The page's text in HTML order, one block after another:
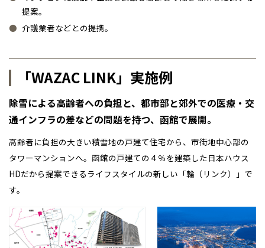
提案。
介護業者などとの提携。
「WAZAC LINK」実施例
除雪による高齢者への負担と、都市部と郊外での医療・交
通インフラの差などの問題を持つ、函館で展開。
高齢者に負担の大きい積雪地の戸建て住宅から、市街地中心部の
タワーマンションへ。函館の戸建ての４％を建築した日本ハウス
HDだから提案できるライフスタイルの新しい「輪（リンク）」で
す。
山口
高知
鹿児島
沖縄